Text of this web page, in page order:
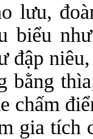
lưu,
biểu
đập
bằng
chấm
gia tích